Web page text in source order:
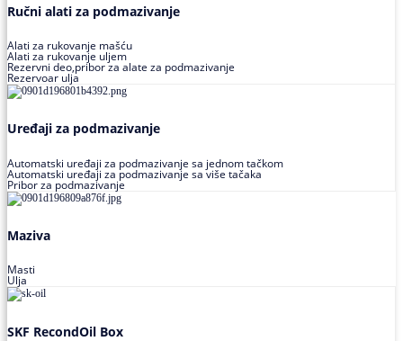
Ručni alati za podmazivanje
Alati za rukovanje mašću
Alati za rukovanje uljem
Rezervni deo,pribor za alate za podmazivanje
Rezervoar ulja
Uređaji za podmazivanje
Automatski uređaji za podmazivanje sa jednom tačkom
Automatski uređaji za podmazivanje sa više tačaka
Pribor za podmazivanje
Maziva
Masti
Ulja
SKF RecondOil Box